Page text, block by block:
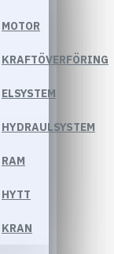
MOTOR
KRAFTÖVERFÖRING
ELSYSTEM
HYDRAULSYSTEM
RAM
HYTT
KRAN